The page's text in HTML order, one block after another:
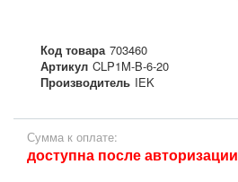
Код товара 703460
Артикул CLP1M-B-6-20
Производитель IEK
Сумма к оплате:
доступна после авторизации